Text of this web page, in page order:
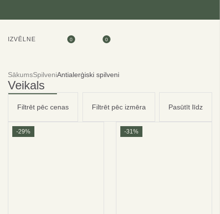
IZVĒLNE 0 0
SākumsSpilveniAntialerģiski spilveni
Veikals
Filtrēt pēc cenas Filtrēt pēc izmēra Pasūtīt līdz
-29% -31%